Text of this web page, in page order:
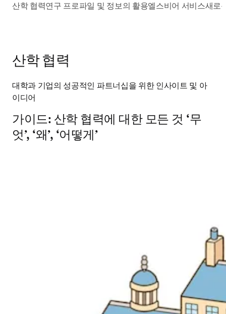
산학 협력연구 프로파일 및 정보의 활용엘스비어 서비스새로
산학 협력
대학과 기업의 성공적인 파트너십을 위한 인사이트 및 아
이디어
가이드: 산학 협력에 대한 모든 것 ‘무
엇’, ‘왜’, ‘어떻게’